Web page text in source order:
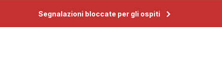
Segnalazioni bloccate per gli ospiti